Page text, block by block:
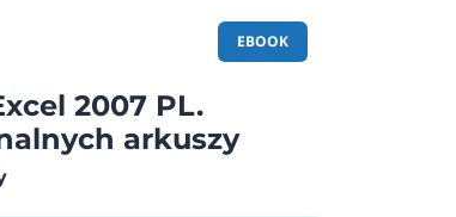
EBOOK
2007 PL.
arkuszy